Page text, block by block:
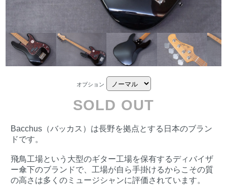
オプション
SOLD OUT
Bacchus（バッカス）は長野を拠点とする日本のブラン
ドです。
飛鳥工場という大型のギター工場を保有するディバイザ
ー傘下のブランドで、工場が自ら手掛けるからこその質
の高さは多くのミュージシャンに評価されています。